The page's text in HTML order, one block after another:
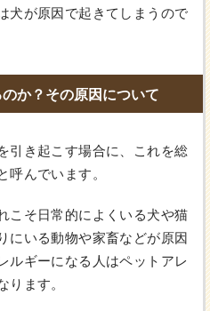
犬が原因で起きてしまうので
か？その原因について
引き起こす場合に、これを総
呼んでいます。
こそ日常的によくいる犬や猫
にいる動物や家畜などが原因
ルギーになる人はペットアレ
ります。